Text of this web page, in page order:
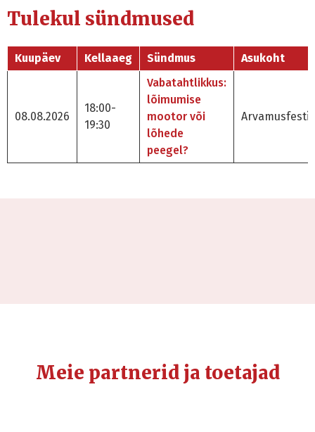
Tulekul sündmused
Kuupäev Kellaaeg Sündmus Asukoht
08.08.2026
18:00-
19:30
Vabatahtlikkus:
lõimumise
mootor või
lõhede
peegel?
Meie partnerid ja toetajad